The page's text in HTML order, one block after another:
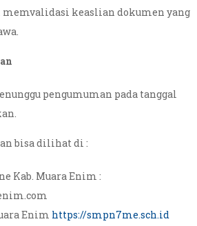
keaslian dokumen yang
pengumuman pada tanggal
bisa dilihat di :
Kab. Muara Enim :
Enim https://smpn7me.sch.id